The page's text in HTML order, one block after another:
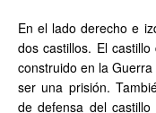
En el lado derecho e
dos castillos. El
construido en la
ser una prisión.
de defensa del